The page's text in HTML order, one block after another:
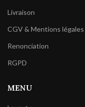
Livraison
CGV & Mentions légales
Renonciation
RGPD
MENU